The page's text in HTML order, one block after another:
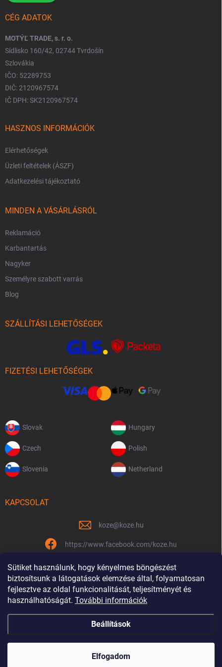
Sütiket használunk, hogy kényelmes böngészést
biztosítsunk a látogatások elemzése által, folyamatosan
fejlesztve az oldal funkcionalitását, teljesítményét és
használhatóságát. További információk
Beállítások
Elfogadom
CÉG ADATOK
MOTÝĽ TRADE, s. r. o.
Sídlisko 160/42, 02744 Tvrdošín
Szlovákia
IČO: 52289753
DIČ: 2120967574
IČ DPH: SK2120967574
HASZNOS INFORMÁCIÓK
Elérhetőségek
Üzleti feltételek (ÁSZF)
Adatkezelési tájékoztató
MINDEN A VÁSÁRLÁSRÓL
Reklamáció
Karbantartás
Nagyker
Személyre szabott varrás
Blog
SZÁLLÍTÁSI LEHETŐSÉGEK
FIZETÉSI LEHETŐSÉGEK
Slovak Hungary
Czech Polish
Slovenia Netherland
KAPCSOLAT
koze@koze.hu
https://www.facebook.com/koze.hu
koze.hu
Már 9 éve vagyunk együtt
Koze.hu . Minden jog fenntartva.